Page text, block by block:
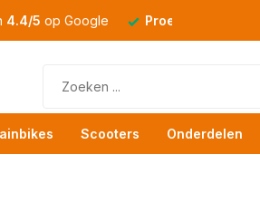
4.4/5 op Google Proefrit
Scooters Onderdelen